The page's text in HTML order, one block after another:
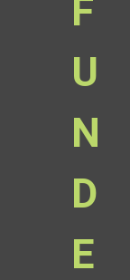
F
U
N
D
E